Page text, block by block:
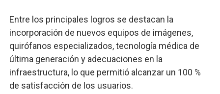
Entre los principales logros se destacan la
incorporación de nuevos equipos de imágenes,
quirófanos especializados, tecnología médica de
última generación y adecuaciones en la
infraestructura, lo que permitió alcanzar un 100 %
de satisfacción de los usuarios.